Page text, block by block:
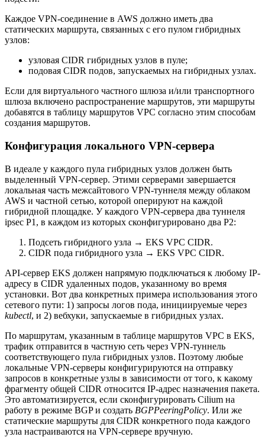
Каждое VPN-соединение в AWS должно иметь два
статических маршрута, связанных с его пулом гибридных
узлов:
узловая CIDR гибридных узлов в пуле;
подовая CIDR подов, запускаемых на гибридных узлах.
Если для виртуального частного шлюза и/или транспортного
шлюза включено распространение маршрутов, эти маршруты
добавятся в таблицу маршрутов VPC согласно этим способам
создания маршрутов.
Конфигурация локального VPN-сервера
В идеале у каждого пула гибридных узлов должен быть
выделенный VPN-сервер. Этими серверами завершается
локальная часть межсайтового VPN-туннеля между облаком
AWS и частной сетью, которой оперируют на каждой
гибридной площадке. У каждого VPN-сервера два туннеля
ipsec P1, в каждом из которых сконфигурировано два P2:
Подсеть гибридного узла → EKS VPC CIDR.
CIDR пода гибридного узла → EKS VPC CIDR.
API-сервер EKS должен напрямую подключаться к любому IP-
адресу в CIDR удаленных подов, указанному во время
установки. Вот два конкретных примера использования этого
сетевого пути: 1) запросы логов пода, инициируемые через
kubectl, и 2) вебхуки, запускаемые в гибридных узлах.
По маршрутам, указанным в таблице маршрутов VPC в EKS,
трафик отправится в частную сеть через VPN-туннель
соответствующего пула гибридных узлов. Поэтому любые
локальные VPN-серверы конфигурируются на отправку
запросов в конкретные узлы в зависимости от того, к какому
фрагменту общей CIDR относится IP-адрес назначения пакета.
Это автоматизируется, если сконфигурировать Cilium на
работу в режиме BGP и создать BGPPeeringPolicy. Или же
статические маршруты для CIDR конкретного пода каждого
узла настраиваются на VPN-сервере вручную.